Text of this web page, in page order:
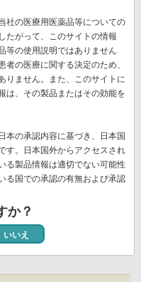
法人部門）」に認定
ペ
ジ
7
ペ
ジ
8
ペ
ジ
9
次
ー
ジ
››
社の医療用医薬品等についての
たがって、このサイトの情報
等の使用説明ではありません
の医療に関する決定のため、
りません。また、このサイトに
は、その製品またはその効能を
本の承認内容に基づき、日本国
す。日本国外からアクセスされ
る製品情報は適切でない可能性
る国での承認の有無および承認
か？
いいえ